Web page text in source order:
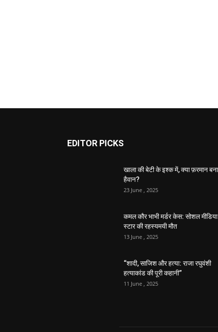
EDITOR PICKS
खाला की बेटी के इश्क में, क्या फ़रमान बना
हैवान?
23 June , 2025
कमल कौर भाभी मर्डर केस: सोशल मीडिया
स्टार की रहस्यमयी मौत
13 June , 2025
“शादी, साजिश और हत्या: राजा रघुवंशी
हत्याकांड की पूरी कहानी”
11 June , 2025